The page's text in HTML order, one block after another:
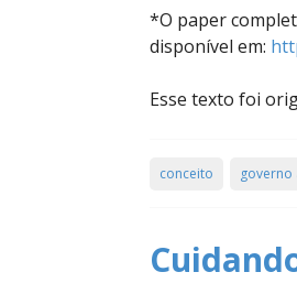
*O paper
disponível em:
Esse texto foi
conceito